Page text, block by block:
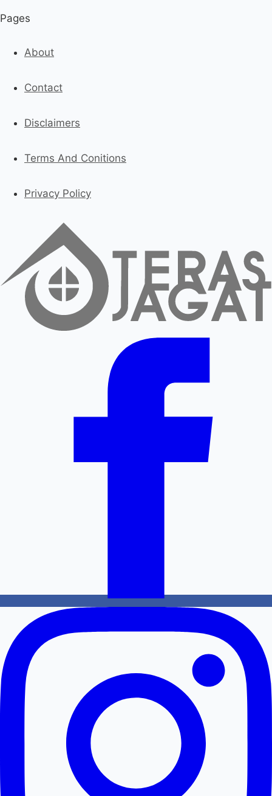
Pages
About
Contact
Disclaimers
Terms And Conitions
Privacy Policy